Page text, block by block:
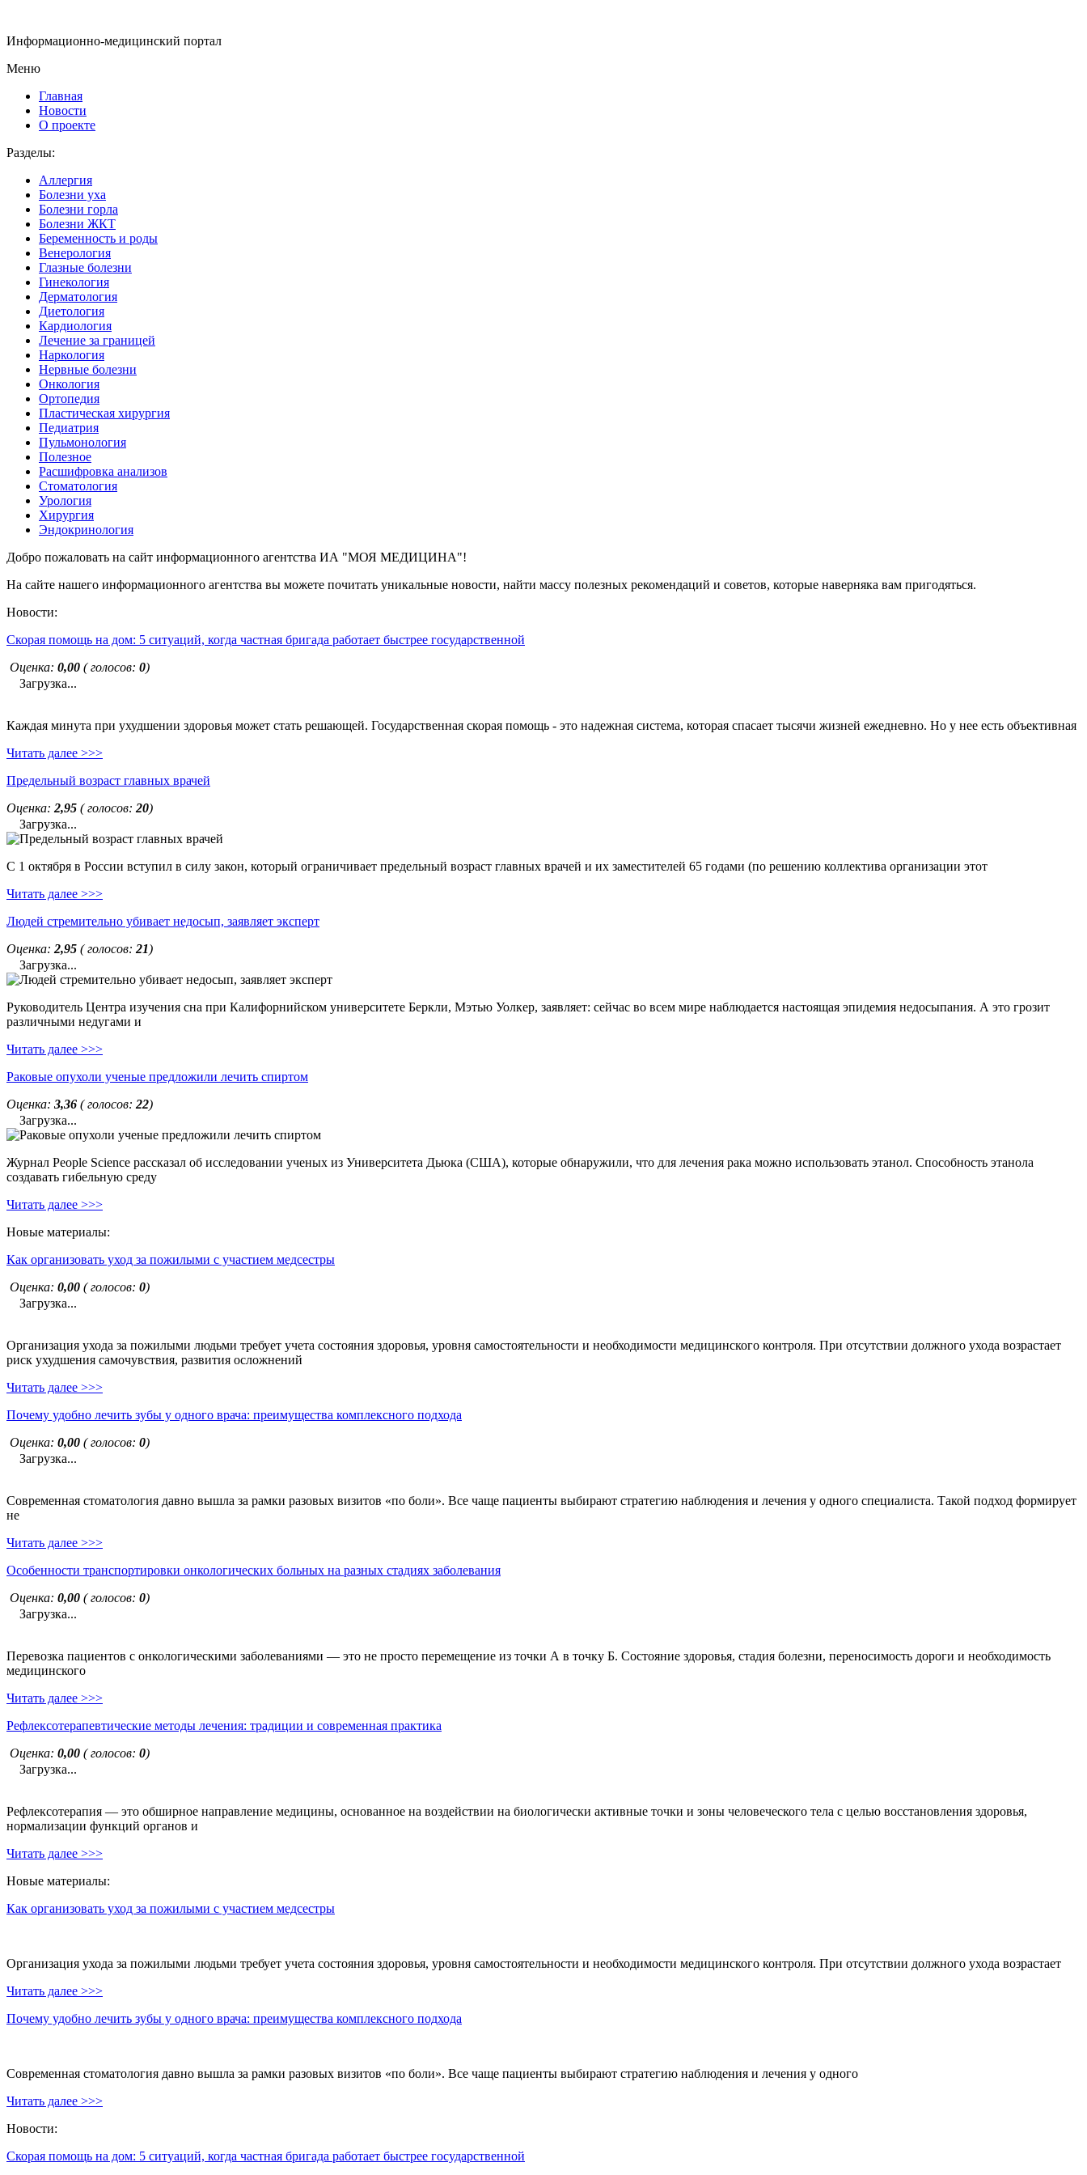
Информационно-медицинский портал
Меню
Главная
Новости
О проекте
Разделы:
Аллергия
Болезни уха
Болезни горла
Болезни ЖКТ
Беременность и роды
Венерология
Глазные болезни
Гинекология
Дерматология
Диетология
Кардиология
Лечение за границей
Наркология
Нервные болезни
Онкология
Ортопедия
Пластическая хирургия
Педиатрия
Пульмонология
Полезное
Расшифровка анализов
Стоматология
Урология
Хирургия
Эндокринология
Добро пожаловать на сайт информационного агентства ИА "МОЯ МЕДИЦИНА"!
На сайте нашего информационного агентства вы можете почитать уникальные новости, найти массу полезных рекомендаций и советов, которые наверняка вам пригодяться.
Новости:
Скорая помощь на дом: 5 ситуаций, когда частная бригада работает быстрее государственной
Оценка: 0,00 ( голосов: 0)
Загрузка...
Каждая минута при ухудшении здоровья может стать решающей. Государственная скорая помощь - это надежная система, которая спасает тысячи жизней ежедневно. Но у нее есть объективная
Читать далее >>>
Предельный возраст главных врачей
Оценка: 2,95 ( голосов: 20)
Загрузка...
С 1 октября в России вступил в силу закон, который ограничивает предельный возраст главных врачей и их заместителей 65 годами (по решению коллектива организации этот
Читать далее >>>
Людей стремительно убивает недосып, заявляет эксперт
Оценка: 2,95 ( голосов: 21)
Загрузка...
Руководитель Центра изучения сна при Калифорнийском университете Беркли, Мэтью Уолкер, заявляет: сейчас во всем мире наблюдается настоящая эпидемия недосыпания. А это грозит
различными недугами и
Читать далее >>>
Раковые опухоли ученые предложили лечить спиртом
Оценка: 3,36 ( голосов: 22)
Загрузка...
Журнал People Science рассказал об исследовании ученых из Университета Дьюка (США), которые обнаружили, что для лечения рака можно использовать этанол. Способность этанола
создавать гибельную среду
Читать далее >>>
Новые материалы:
Как организовать уход за пожилыми с участием медсестры
Оценка: 0,00 ( голосов: 0)
Загрузка...
Организация ухода за пожилыми людьми требует учета состояния здоровья, уровня самостоятельности и необходимости медицинского контроля. При отсутствии должного ухода возрастает
риск ухудшения самочувствия, развития осложнений
Читать далее >>>
Почему удобно лечить зубы у одного врача: преимущества комплексного подхода
Оценка: 0,00 ( голосов: 0)
Загрузка...
Современная стоматология давно вышла за рамки разовых визитов «по боли». Все чаще пациенты выбирают стратегию наблюдения и лечения у одного специалиста. Такой подход формирует
не
Читать далее >>>
Особенности транспортировки онкологических больных на разных стадиях заболевания
Оценка: 0,00 ( голосов: 0)
Загрузка...
Перевозка пациентов с онкологическими заболеваниями — это не просто перемещение из точки А в точку Б. Состояние здоровья, стадия болезни, переносимость дороги и необходимость
медицинского
Читать далее >>>
Рефлексотерапевтические методы лечения: традиции и современная практика
Оценка: 0,00 ( голосов: 0)
Загрузка...
Рефлексотерапия — это обширное направление медицины, основанное на воздействии на биологически активные точки и зоны человеческого тела с целью восстановления здоровья,
нормализации функций органов и
Читать далее >>>
Новые материалы:
Как организовать уход за пожилыми с участием медсестры
Организация ухода за пожилыми людьми требует учета состояния здоровья, уровня самостоятельности и необходимости медицинского контроля. При отсутствии должного ухода возрастает
Читать далее >>>
Почему удобно лечить зубы у одного врача: преимущества комплексного подхода
Современная стоматология давно вышла за рамки разовых визитов «по боли». Все чаще пациенты выбирают стратегию наблюдения и лечения у одного
Читать далее >>>
Новости:
Скорая помощь на дом: 5 ситуаций, когда частная бригада работает быстрее государственной